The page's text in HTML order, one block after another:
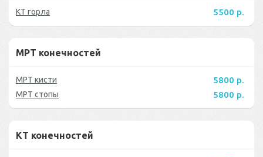
КТ горла 5500 р.
МРТ конечностей
МРТ кисти 5800 р.
МРТ стопы 5800 р.
КТ конечностей